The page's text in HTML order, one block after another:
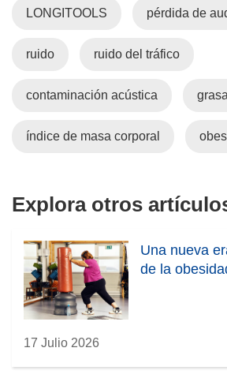
LONGITOOLS pérdida de
ruido ruido del tráfico
contaminación acústica
índice de masa corporal
Explora otros
Una nueva
de la
17 Julio 2026